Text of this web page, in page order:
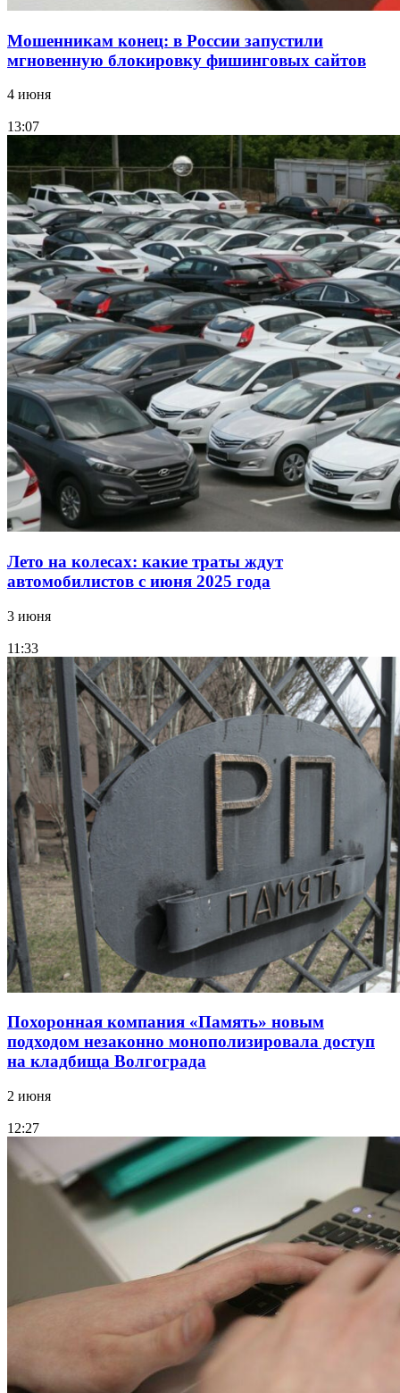
Мошенникам конец: в России запустили
мгновенную блокировку фишинговых сайтов
4 июня
13:07
Лето на колесах: какие траты ждут
автомобилистов с июня 2025 года
3 июня
11:33
Похоронная компания «Память» новым
подходом незаконно монополизировала доступ
на кладбища Волгограда
2 июня
12:27